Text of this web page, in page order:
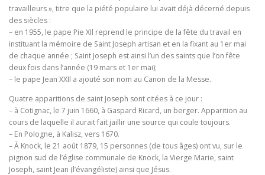
travailleurs », titre que la piété populaire lui avait déjà décerné depuis
des siècles :
– en 1955, le pape Pie XIl reprend le principe de la fête du travail en
instituant la mémoire de Saint Joseph artisan et en la fixant au 1er mai
de chaque année ; Saint Joseph est ainsi l’un des saints que l’on fête
deux fois dans l’année (19 mars et 1er mai);
– le pape Jean XXIl a ajouté son nom au Canon de la Messe.
Quatre apparitions de saint Joseph sont citées à ce jour :
– à Cotignac, le 7 juin 1660, à Gaspard Ricard, un berger. Apparition au
cours de laquelle il aurait fait jaillir une source qui coule toujours.
– En Pologne, à Kalisz, vers 1670.
– À Knock, le 21 août 1879, 15 personnes (de tous âges) ont vu, sur le
pignon sud de l’église communale de Knock, la Vierge Marie, saint
Joseph, saint Jean (l’évangéliste) ainsi que Jésus.